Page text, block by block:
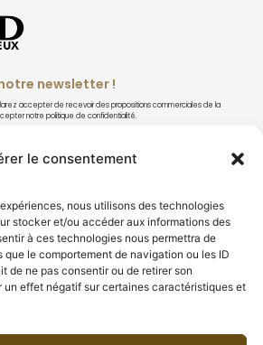
le consentement
nous utilisons des technologies
stocker et/ou accéder aux informations des
à ces technologies nous permettra de
que le comportement de navigation ou les ID
de ne pas consentir ou de retirer son
effet négatif sur certaines caractéristiques et
newsletter !
accepter de recevoir des propositions commerciales de la
notre politique de confidentialité.
JEUX